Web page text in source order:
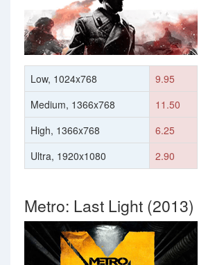
Low, 1024x768
9.95
Medium, 1366x768
11.50
High, 1366x768
6.25
Ultra, 1920x1080
2.90
Metro: Last Light (2013)